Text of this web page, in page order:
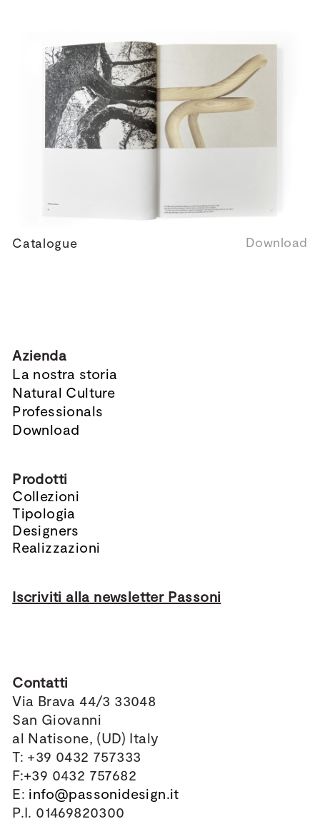
Catalogue Download
Azienda
La nostra storia
Natural Culture
Professionals
Download
Prodotti
Collezioni
Tipologia
Designers
Realizzazioni
Iscriviti alla newsletter Passoni
Contatti
Via Brava 44/3 33048
San Giovanni
al Natisone, (UD) Italy
T: +39 0432 757333
F:+39 0432 757682
E: info@passonidesign.it
P.I. 01469820300